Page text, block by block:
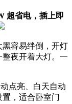
超省电，插上即
容易绊倒，开灯
夜开着大灯。一
点亮、白天自动
，适合卧室门